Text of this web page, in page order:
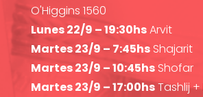
O'Higgins 1560
Lunes 22/9 – 19:30hsArvit
Martes 23/9 – 7:45hsShajarit
Martes 23/9 – 10:45hsShofar
Martes 23/9 – 17:00hsTashlij +